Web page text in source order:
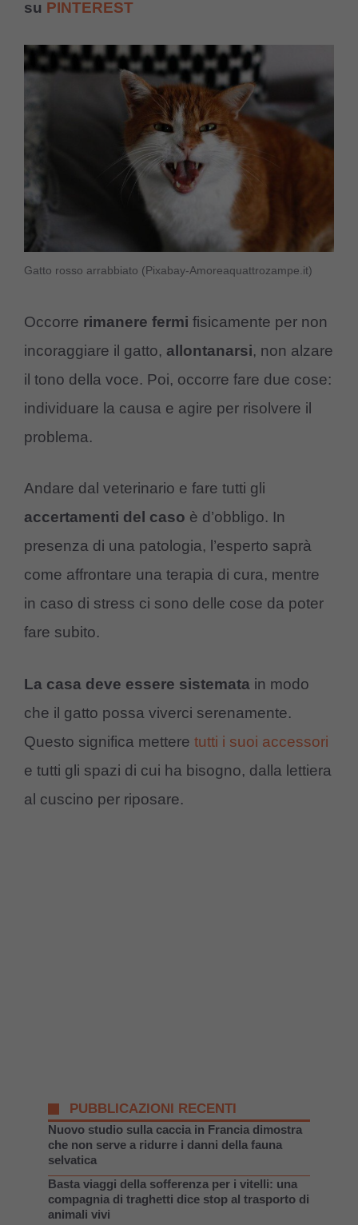
su PINTEREST
Gatto rosso arrabbiato (Pixabay-Amoreaquattrozampe.it)
Occorre rimanere fermi fisicamente per non
incoraggiare il gatto, allontanarsi, non alzare
il tono della voce. Poi, occorre fare due cose:
individuare la causa e agire per risolvere il
problema.
Andare dal veterinario e fare tutti gli
accertamenti del caso è d’obbligo. In
presenza di una patologia, l’esperto saprà
come affrontare una terapia di cura, mentre
in caso di stress ci sono delle cose da poter
fare subito.
La casa deve essere sistemata in modo
che il gatto possa viverci serenamente.
Questo significa mettere tutti i suoi accessori
e tutti gli spazi di cui ha bisogno, dalla lettiera
al cuscino per riposare.
PUBBLICAZIONI RECENTI
Nuovo studio sulla caccia in Francia dimostra
che non serve a ridurre i danni della fauna
selvatica
Basta viaggi della sofferenza per i vitelli: una
compagnia di traghetti dice stop al trasporto di
animali vivi